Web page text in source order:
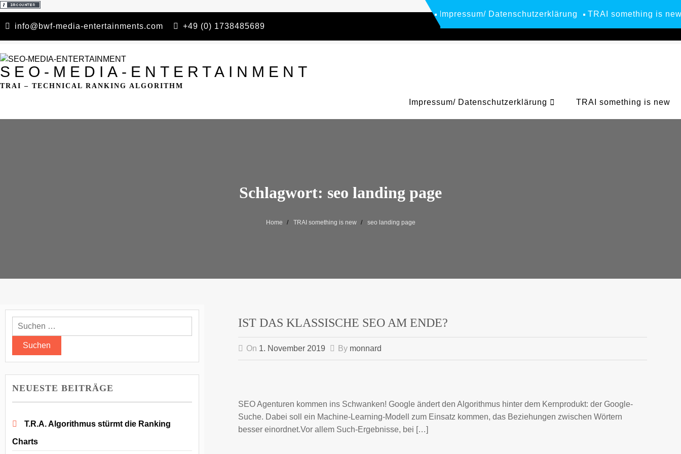
to
content
info@bwf-media-entertainments.com +49 (0) 1738485689
Impressum/ Datenschutzerklärung TRAI something is
SEO-MEDIA-ENTERTAINMENT
TRAI – TECHNICAL RANKING ALGORITHM
Impressum/ Datenschutzerklärung TRAI something is new
Schlagwort: seo landing page
Home TRAI something is new seo landing page
IST DAS KLASSISCHE SEO AM ENDE?
On 1. November 2019 By monnard
SEO Agenturen kommen ins Schwanken! Google ändert den Algorithmus hinter dem Kernprodukt: der Google-
Suche. Dabei soll ein Machine-Learning-Modell zum Einsatz kommen, das Beziehungen zwischen Wörtern
besser einordnet.Vor allem Such-Ergebnisse, bei […]
Suchen
nach:
NEUESTE BEITRÄGE
T.R.A. Algorithmus stürmt die Ranking
Charts